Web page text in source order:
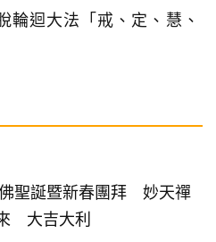
輪迴大法「戒、定、慧、
聖誕暨新春團拜 妙天禪
大吉大利